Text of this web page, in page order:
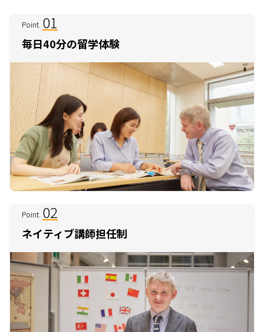
Point. 01
毎日40分の留学体験
Point. 02
ネイティブ講師担任制